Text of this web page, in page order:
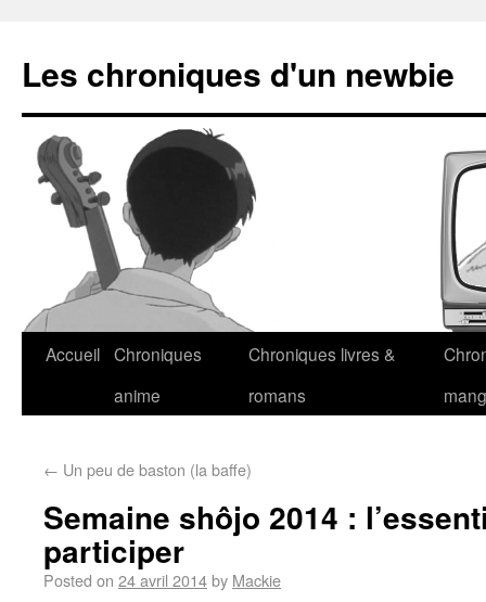
Les chroniques d'un newbie
Accueil Chroniques
anime
Chroniques livres &
romans
← Un peu de baston (la baffe)
Semaine shôjo 2014 :
participer
Posted on 24 avril 2014by Mackie